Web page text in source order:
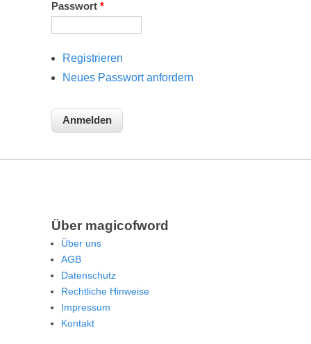
Passwort *
Registrieren
Neues Passwort anfordern
Über magicofword
Über uns
AGB
Datenschutz
Rechtliche Hinweise
Impressum
Kontakt